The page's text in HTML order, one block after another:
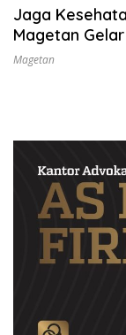
Jaga
Magetan Gelar
Magetan
Magetan